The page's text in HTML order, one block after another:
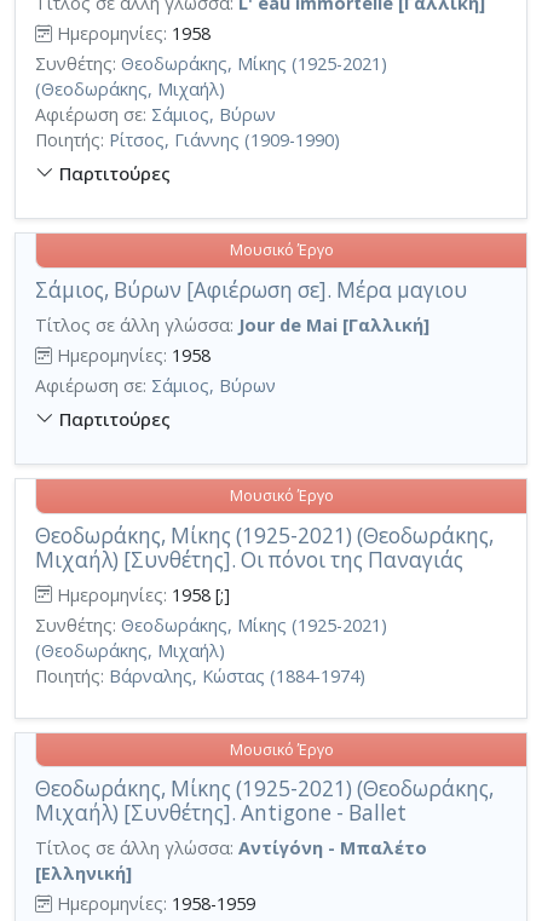
Ημερομηνίες: 1958
Συνθέτης: Θεοδωράκης, Μίκης (1925-2021)
(Θεοδωράκης, Μιχαήλ)
Αφιέρωση σε: Σάμιος, Βύρων
Ποιητής: Ρίτσος, Γιάννης (1909-1990)
Παρτιτούρες
Σάμιος, Βύρων [Αφιέρωση σε]. Μέρα μαγιου
Μουσικό Έργο
Τίτλος σε άλλη γλώσσα: Jour de Mai [Γαλλική]
Ημερομηνίες: 1958
Αφιέρωση σε: Σάμιος, Βύρων
Παρτιτούρες
Θεοδωράκης, Μίκης (1925-2021) (Θεοδωράκης,
Μιχαήλ) [Συνθέτης]. Οι πόνοι της Παναγιάς
Μουσικό Έργο
Ημερομηνίες: 1958 [;]
Συνθέτης: Θεοδωράκης, Μίκης (1925-2021)
(Θεοδωράκης, Μιχαήλ)
Ποιητής: Βάρναλης, Κώστας (1884-1974)
Θεοδωράκης, Μίκης (1925-2021) (Θεοδωράκης,
Μιχαήλ) [Συνθέτης]. Antigone - Ballet
Μουσικό Έργο
Τίτλος σε άλλη γλώσσα: Αντίγόνη - Μπαλέτο
[Ελληνική]
Ημερομηνίες: 1958-1959